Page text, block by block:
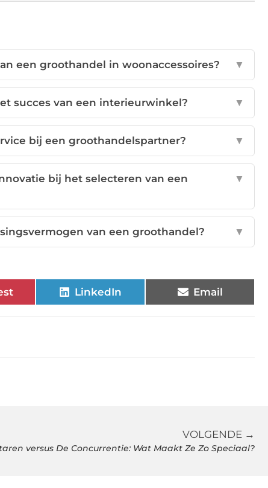
een groothandel in woonaccessoires? ▼
succes van een interieurwinkel? ▼
bij een groothandelspartner? ▼
bij het selecteren van een
▼
van een groothandel? ▼
LinkedIn Email
VOLGENDE →
versus De Concurrentie: Wat Maakt Ze Zo Speciaal?